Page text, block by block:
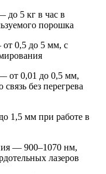
до 5 кг в час в
порошка
0,5 до 5 мм, с
от 0,01 до 0,5 мм,
без перегрева
1,5 мм при работе в
— 900–1070 нм,
лазеров